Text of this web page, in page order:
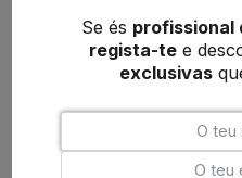
Se és profissional
regista-te e
exclusivas